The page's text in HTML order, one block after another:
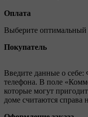
Оплата
Выберите оптимальный
Покупатель
Введите данные о
телефона. В поле
которые могут
доме считаются справа